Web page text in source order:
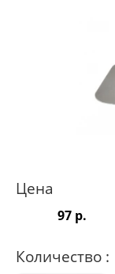
Цена
97 р.
Количество :